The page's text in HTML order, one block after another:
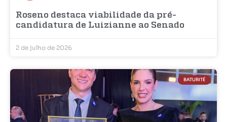
Roseno destaca viabilidade da pré-
candidatura de Luizianne ao Senado
2 de julho de 2026
BATURITÉ